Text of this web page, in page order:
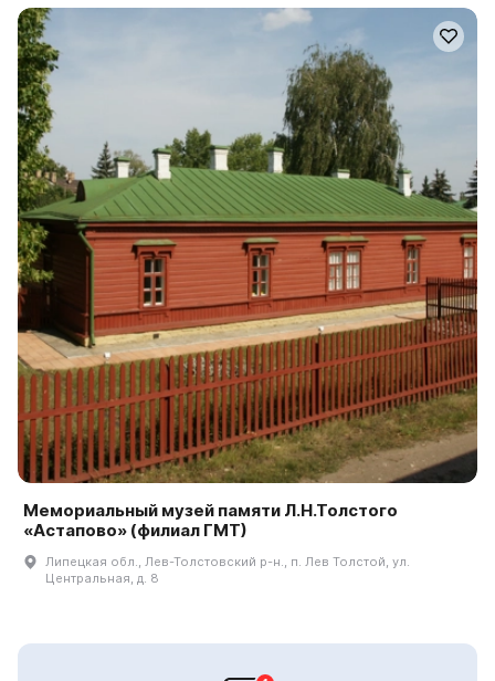
Мемориальный музей памяти Л.Н.Толстого
«Астапово» (филиал ГМТ)
Липецкая обл., Лев-Толстовский р-н., п. Лев Толстой, ул.
Центральная, д. 8